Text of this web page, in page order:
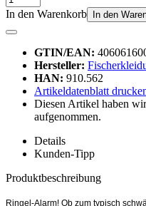
In den Warenkorb In den
GTIN/EAN:
Hersteller:
HAN: 910.562
Artikeldatenblatt
Diesen Artikel haben
aufgenommen.
Details
Kunden-Tipp
Produktbeschreibung
Ringel-Alarm! Ob zum typisch